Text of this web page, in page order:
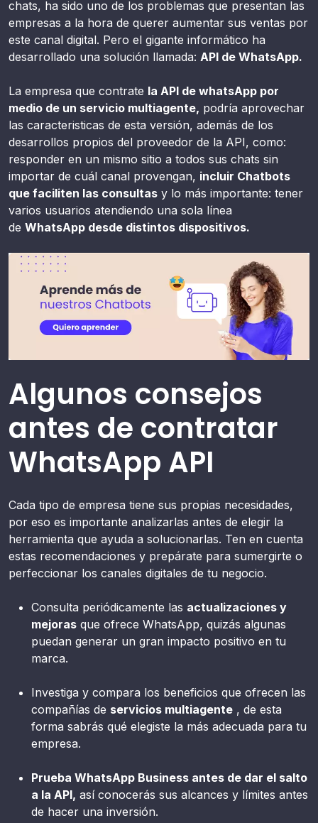
chats, ha sido uno de los problemas que presentan las
empresas a la hora de querer aumentar sus ventas por
este canal digital. Pero el gigante informático ha
desarrollado una solución llamada: API de WhatsApp.
La empresa que contrate la API de whatsApp por
medio de un servicio multiagente, podría aprovechar
las caracteristicas de esta versión, además de los
desarrollos propios del proveedor de la API, como:
responder en un mismo sitio a todos sus chats sin
importar de cuál canal provengan, incluir Chatbots
que faciliten las consultas y lo más importante: tener
varios usuarios atendiendo una sola línea
de WhatsApp desde distintos dispositivos.
Algunos consejos
antes de contratar
WhatsApp API
Cada tipo de empresa tiene sus propias necesidades,
por eso es importante analizarlas antes de elegir la
herramienta que ayuda a solucionarlas. Ten en cuenta
estas recomendaciones y prepárate para sumergirte o
perfeccionar los canales digitales de tu negocio.
Consulta periódicamente las actualizaciones y
mejoras que ofrece WhatsApp, quizás algunas
puedan generar un gran impacto positivo en tu
marca.
Investiga y compara los beneficios que ofrecen las
compañías de servicios multiagente , de esta
forma sabrás qué elegiste la más adecuada para tu
empresa.
Prueba WhatsApp Business antes de dar el salto
a la API, así conocerás sus alcances y límites antes
de hacer una inversión.